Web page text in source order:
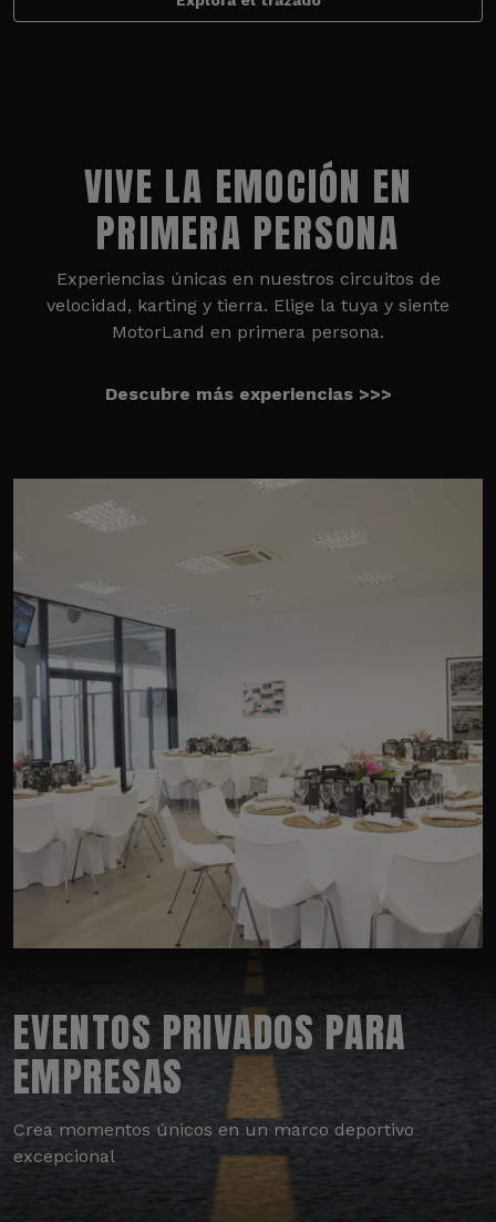
VIVE LA EMOCIÓN EN
PRIMERA PERSONA
Experiencias únicas en nuestros circuitos de
velocidad, karting y tierra. Elige la tuya y siente
MotorLand en primera persona.
Descubre más experiencias >>>
EVENTOS PRIVADOS PARA
EMPRESAS
Crea momentos únicos en un marco deportivo
excepcional